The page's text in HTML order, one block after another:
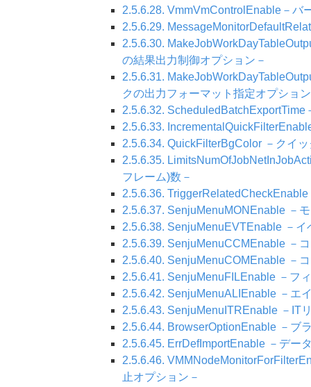
2.5.6.28. VmmVmControlEnable－バ
2.5.6.29.
2.5.6.30.
の結果出力制御オプション－
2.5.6.31.
クの出力フォーマット指定オプショ
2.5.6.32.
2.5.6.33.
2.5.6.34. QuickFilterBgColor －クイ
2.5.6.35.
フレーム)数－
2.5.6.36.
2.5.6.37. SenjuMenuMONEnable －
2.5.6.38. SenjuMenuEVTEnable －
2.5.6.39. SenjuMenuCCMEnable －
2.5.6.40. SenjuMenuCOMEnable －
2.5.6.41. SenjuMenuFILEnable －フ
2.5.6.42. SenjuMenuALIEnable －エ
2.5.6.43. SenjuMenuITREnable －IT
2.5.6.44. BrowserOptionEnable －ブ
2.5.6.45. ErrDefImportEnable －デー
2.5.6.46.
止オプション－